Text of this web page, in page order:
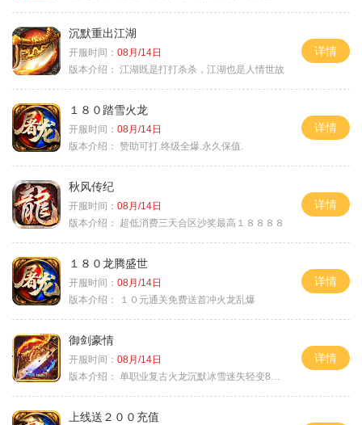
沉默重出江湖
开服时间： 08月/14日
版本介绍： 江湖既是打打杀杀，江湖也是人情世故
详情
１８０踏雪火龙
开服时间： 08月/14日
版本介绍： 赞助可打.终级全爆.永久保值.
详情
秋风传纪
开服时间： 08月/14日
版本介绍：
超低消费三天合区沙奖最高１８８８８
详情
１８０龙腾盛世
开服时间： 08月/14日
版本介绍：
１０元通关免费送首冲火龙乱爆
详情
御剑豪情
开服时间： 08月/14日
版本介绍： 单职业复古火龙沉默冰雪迷失轻变8085
详情
上线送２００充值